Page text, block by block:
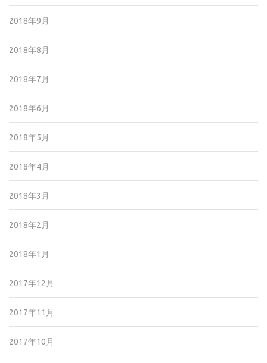
2018年9月
2018年8月
2018年7月
2018年6月
2018年5月
2018年4月
2018年3月
2018年2月
2018年1月
2017年12月
2017年11月
2017年10月